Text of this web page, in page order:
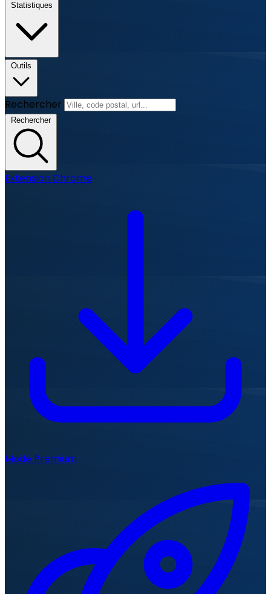
Statistiques
Outils
Rechercher
Rechercher
Extension Chrome
Mode Premium